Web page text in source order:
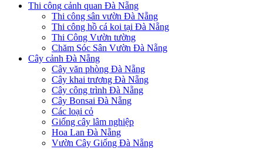
Thi công cảnh quan Đà Nẵng
Thi công sân vườn Đà Nẵng
Thi công hồ cá koi tại Đà Nẵng
Thi Công Vườn tường
Chăm Sóc Sân Vườn Đà Nẵng
Cây cảnh Đà Nẵng
Cây văn phòng Đà Nẵng
Cây khai trương Đà Nẵng
Cây công trình Đà Nẵng
Cây Bonsai Đà Nẵng
Các loại cỏ
Giống cây lâm nghiệp
Hoa Lan Đà Nẵng
Vườn Cây Giống Đà Nẵng